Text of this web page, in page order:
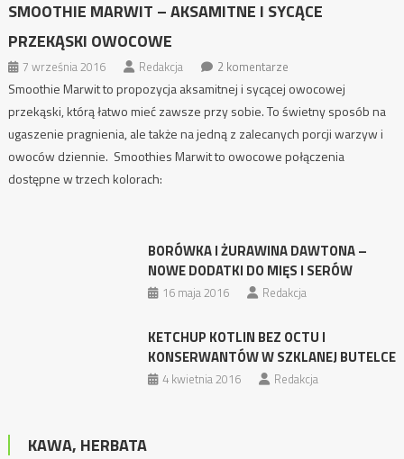
SMOOTHIE MARWIT – AKSAMITNE I SYCĄCE
PRZEKĄSKI OWOCOWE
7 września 2016 Redakcja 2 komentarze
Smoothie Marwit to propozycja aksamitnej i sycącej owocowej
przekąski, którą łatwo mieć zawsze przy sobie. To świetny sposób na
ugaszenie pragnienia, ale także na jedną z zalecanych porcji warzyw i
owoców dziennie. Smoothies Marwit to owocowe połączenia
dostępne w trzech kolorach:
BORÓWKA I ŻURAWINA DAWTONA –
NOWE DODATKI DO MIĘS I SERÓW
16 maja 2016 Redakcja
KETCHUP KOTLIN BEZ OCTU I
KONSERWANTÓW W SZKLANEJ BUTELCE
4 kwietnia 2016 Redakcja
KAWA, HERBATA